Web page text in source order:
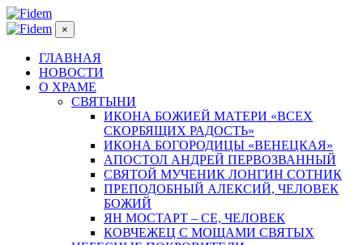
×
ГЛАВНАЯ
НОВОСТИ
О ХРАМЕ
СВЯТЫНИ
ИКОНА БОЖИЕЙ МАТЕРИ «ВСЕХ
СКОРБЯЩИХ РАДОСТЬ»
ИКОНА БОГОРОДИЦЫ «ВЕНЕЦКАЯ»
АПОСТОЛ АНДРЕЙ ПЕРВОЗВАННЫЙ
СВЯТОЙ МУЧЕНИК ЛОНГИН СОТНИК
ПРЕПОДОБНЫЙ АЛЕКСИЙ, ЧЕЛОВЕК
БОЖИЙ
ЯН МОСТАРТ – СЕ, ЧЕЛОВЕК
КОВЧЕЖЕЦ С МОЩАМИ СВЯТЫХ